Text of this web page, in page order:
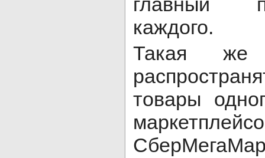
каждого.
Такая же
товары